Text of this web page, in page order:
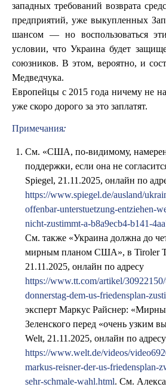
западных требований возврата
предприятий, уже выкупленных
шансом — но воспользоваться
условии, что Украина будет
союзников. В этом, вероятно, и
Медведчука.
Европейцы с 2015 года ничему не
уже скоро дорого за это заплатят.
Примечания:
См. «США, по-видимому,
поддержки, если она не
Spiegel, 21.11.2025, онлайн по
https://www.spiegel.de/ausland/
offenbar-unterstuetzung-entziehen-
nicht-zustimmt-a-b8a9ecb4-b141-
См. также «Украина должна до
мирным планом США», в Tiroler
21.11.2025, онлайн по адресу
https://www.tt.com/artikel/
donnerstag-dem-us-friedensplan-
эксперт Маркус Райснер:
Зеленского перед «очень узким
Welt, 21.11.2025, онлайн по адресу
https://www.welt.de/videos/
markus-reisner-der-us-friedensplan-
sehr-schmale-wahl.html. См.